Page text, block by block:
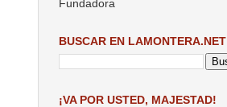
Fundadora
BUSCAR EN LAMONTERA.NET
¡VA POR USTED, MAJESTAD!